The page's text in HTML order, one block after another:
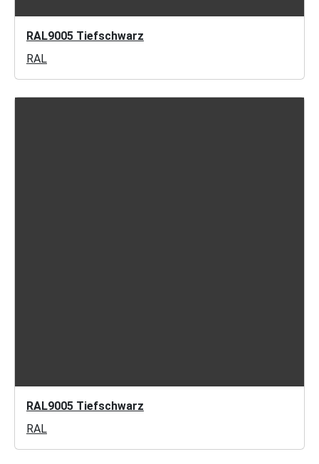
RAL9005 Tiefschwarz
RAL
RAL9005 Tiefschwarz
RAL